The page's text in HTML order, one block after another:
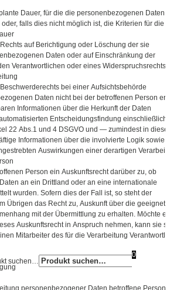
suchen…
Dauer, für die die personenbezogenen Daten
falls dies nicht möglich ist, die Kriterien für die
auf Berichtigung oder Löschung der sie
Daten oder auf Einschränkung der
Verantwortlichen oder eines Widerspruchsrechts
bei einer Aufsichtsbehörde
Daten nicht bei der betroffenen Person
Informationen über die Herkunft der Daten
Entscheidungsfindung einschließlich
22 Abs.1 und 4 DSGVO und — zumindest in
Informationen über die involvierte Logik sowie
Auswirkungen einer derartigen
Person ein Auskunftsrecht darüber zu, ob
an ein Drittland oder an eine internationale
wurden. Sofern dies der Fall ist, so steht der
Übrigen das Recht zu, Auskunft über die
mit der Übermittlung zu erhalten. Möchte
Auskunftsrecht in Anspruch nehmen, kann sie
Mitarbeiter des für die Verarbeitung
personenbezogener Daten betroffene Person
0